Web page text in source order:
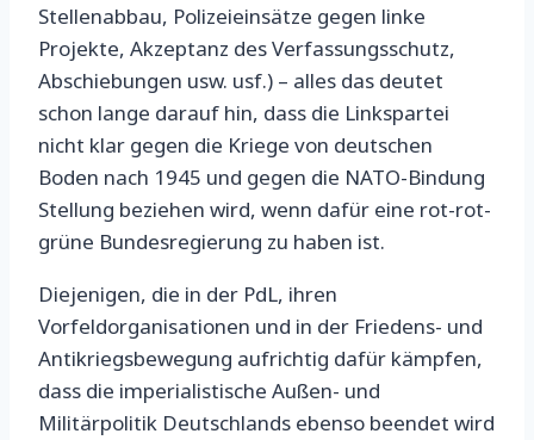
Stellenabbau, Polizeieinsätze gegen linke
Projekte, Akzeptanz des Verfassungsschutz,
Abschiebungen usw. usf.) – alles das deutet
schon lange darauf hin, dass die Linkspartei
nicht klar gegen die Kriege von deutschen
Boden nach 1945 und gegen die NATO-Bindung
Stellung beziehen wird, wenn dafür eine rot-rot-
grüne Bundesregierung zu haben ist.
Diejenigen, die in der PdL, ihren
Vorfeldorganisationen und in der Friedens- und
Antikriegsbewegung aufrichtig dafür kämpfen,
dass die imperialistische Außen- und
Militärpolitik Deutschlands ebenso beendet wird